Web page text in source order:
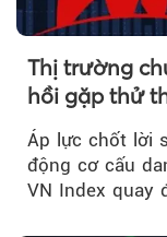
Thị trường
hồi gặp thử
Index giảm
Áp lực chốt lời
động cơ cấu
VN Index quay